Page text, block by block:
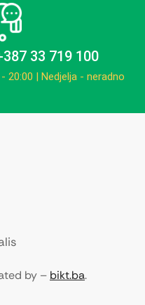
33 719 100
20:00 | Nedjelja - neradno
by – bikt.ba.